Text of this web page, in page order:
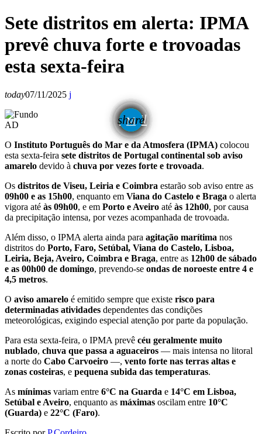
Sete distritos em alerta: IPMA
prevê chuva forte e trovoadas
esta sexta-feira
today07/11/2025
share
email
AD
O Instituto Português do Mar e da Atmosfera (IPMA) colocou
esta sexta-feira sete distritos de Portugal continental sob aviso
amarelo devido à chuva por vezes forte e trovoada.
Os distritos de Viseu, Leiria e Coimbra estarão sob aviso entre as
09h00 e as 15h00, enquanto em Viana do Castelo e Braga o alerta
vigora até às 09h00, e em Porto e Aveiro até às 12h00, por causa
da precipitação intensa, por vezes acompanhada de trovoada.
Além disso, o IPMA alerta ainda para agitação marítima nos
distritos do Porto, Faro, Setúbal, Viana do Castelo, Lisboa,
Leiria, Beja, Aveiro, Coimbra e Braga, entre as 12h00 de sábado
e as 00h00 de domingo, prevendo-se ondas de noroeste entre 4 e
4,5 metros.
O aviso amarelo é emitido sempre que existe risco para
determinadas atividades dependentes das condições
meteorológicas, exigindo especial atenção por parte da população.
Para esta sexta-feira, o IPMA prevê céu geralmente muito
nublado, chuva que passa a aguaceiros — mais intensa no litoral
a norte do Cabo Carvoeiro —, vento forte nas terras altas e
zonas costeiras, e pequena subida das temperaturas.
As mínimas variam entre 6°C na Guarda e 14°C em Lisboa,
Setúbal e Aveiro, enquanto as máximas oscilam entre 10°C
(Guarda) e 22°C (Faro).